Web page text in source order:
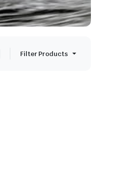
Filter Products